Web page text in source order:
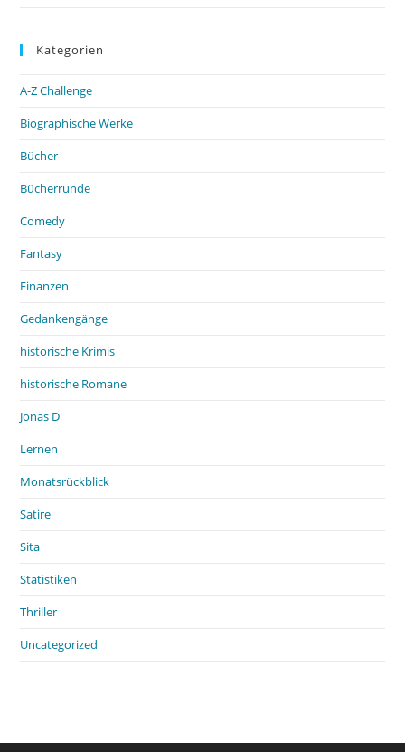
Kategorien
A-Z Challenge
Biographische Werke
Bücher
Bücherrunde
Comedy
Fantasy
Finanzen
Gedankengänge
historische Krimis
historische Romane
Jonas D
Lernen
Monatsrückblick
Satire
Sita
Statistiken
Thriller
Uncategorized